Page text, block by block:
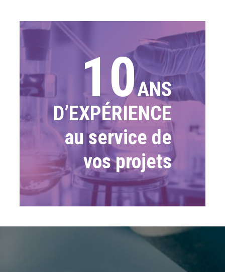
10ANS
D’EXPÉRIENCE
au service de
vos projets